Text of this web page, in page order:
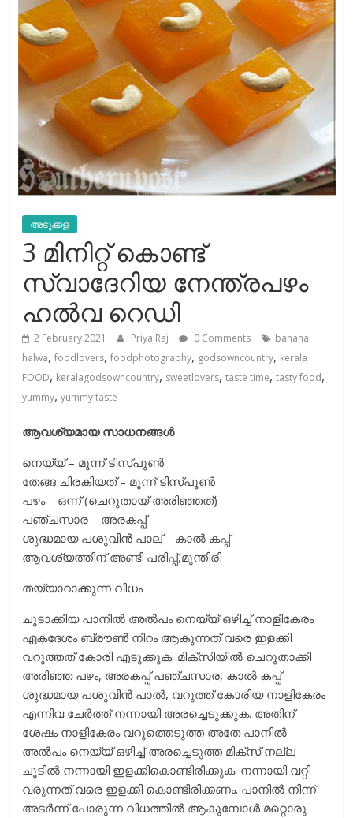
അടുക്കള
3 മിനിറ്റ് കൊണ്ട്
സ്വാദേറിയ നേന്ത്രപഴം
ഹല്‍വ റെഡി
2 February 2021 Priya Raj 0 Comments
banana
halwa,foodlovers,foodphotography, godsowncountry, kerala
FOOD, keralagodsowncountry, sweetlovers,taste time,tasty food,
yummy,yummy taste
ആവശ്യമായ സാധനങ്ങള്‍
നെയ്യ് – മൂന്ന് ടിസ്പൂണ്‍
തേങ്ങ ചിരകിയത് – മൂന്ന് ടിസ്പൂണ്‍
പഴം – ഒന്ന് (ചെറുതായ് അരിഞ്ഞത്)
പഞ്ചസാര – അരകപ്പ്
ശുദ്ധമായ പശുവിന്‍ പാല് – കാല്‍ കപ്പ്
ആവശ്യത്തിന് അണ്ടി പരിപ്പ്,മുന്തിരി
തയ്യാറാക്കുന്ന വിധം
ചൂടാക്കിയ പാനില്‍ അല്‍പം നെയ്യ് ഒഴിച്ച് നാളികേരം
ഏകദേശം ബ്രൗണ്‍ നിറം ആകുന്നത് വരെ ഇളക്കി
വറുത്തത് കോരി എടുക്കുക. മിക്‌സിയില്‍ ചെറുതാക്കി
അരിഞ്ഞ പഴം, അരകപ്പ് പഞ്ചസാര, കാല്‍ കപ്പ്
ശുദ്ധമായ പശുവിന്‍ പാല്‍, വറുത്ത് കോരിയ നാളികേരം
എന്നിവ ചേര്‍ത്ത് നന്നായി അരച്ചെടുക്കുക. അതിന്
ശേഷം നാളികേരം വറുത്തെടുത്ത അതേ പാനില്‍
അല്‍പം നെയ്യ് ഒഴിച്ച് അരച്ചെടുത്ത മിക്‌സ് നല്ല
ചൂടില്‍ നന്നായി ഇളക്കികൊണ്ടിരിക്കുക. നന്നായി വറ്റി
വരുന്നത് വരെ ഇളക്കി കൊണ്ടിരിക്കണം. പാനില്‍ നിന്ന്
അടര്‍ന്ന് പോരുന്ന വിധത്തില്‍ ആകുമ്പോള്‍ മറ്റൊരു